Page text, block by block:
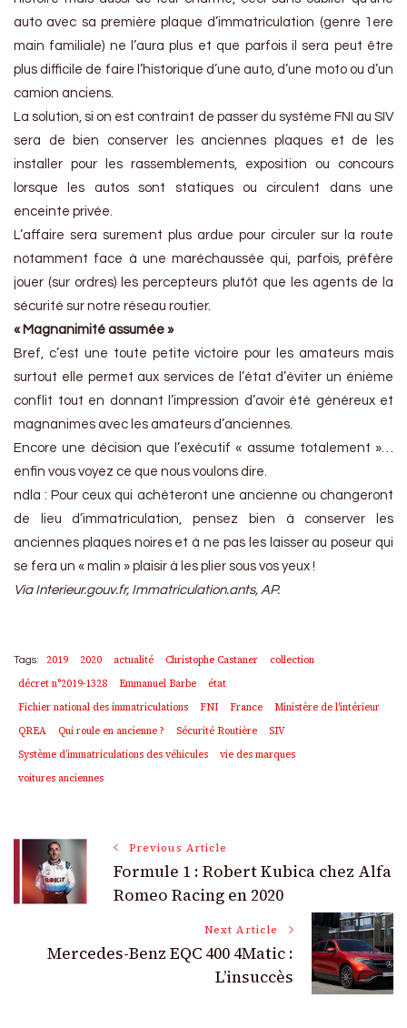
auto avec sa première plaque d’immatriculation (genre 1ere
main familiale) ne l’aura plus et que parfois il sera peut être
plus difficile de faire l’historique d’une auto, d’une moto ou d’un
camion anciens.
La solution, si on est contraint de passer du système FNI au SIV
sera de bien conserver les anciennes plaques et de les
installer pour les rassemblements, exposition ou concours
lorsque les autos sont statiques ou circulent dans une
enceinte privée.
L’affaire sera surement plus ardue pour circuler sur la route
notamment face à une maréchaussée qui, parfois, préfère
jouer (sur ordres) les percepteurs plutôt que les agents de la
sécurité sur notre réseau routier.
« Magnanimité assumée »
Bref, c’est une toute petite victoire pour les amateurs mais
surtout elle permet aux services de l’état d’éviter un énième
conflit tout en donnant l’impression d’avoir été généreux et
magnanimes avec les amateurs d’anciennes.
Encore une décision que l’exécutif « assume totalement »…
enfin vous voyez ce que nous voulons dire.
ndla : Pour ceux qui achèteront une ancienne ou changeront
de lieu d’immatriculation, pensez bien à conserver les
anciennes plaques noires et à ne pas les laisser au poseur qui
se fera un « malin » plaisir à les plier sous vos yeux !
Via Interieur.gouv.fr, Immatriculation.ants, AP.
Tags: 2019 2020 actualité Christophe Castaner
collection
décret n°2019-1328
Emmanuel Barbe
état
Fichier national des immatriculations
FNI France
Ministère de l'intérieur
QREA
Qui roule en ancienne ? Sécurité Routière
SIV
Système d’immatriculations des véhicules
vie des marques
voitures anciennes
Post
Navigation
Previous Article
Formule 1 : Robert Kubica chez Alfa
Romeo Racing en 2020
Next Article
Mercedes-Benz EQC 400 4Matic :
L’insuccès